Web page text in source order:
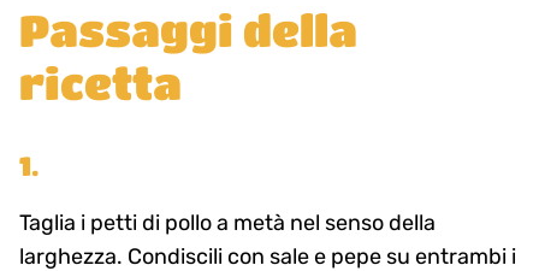
Passaggi della
ricetta
1.
Taglia i petti di pollo a metà nel senso della
larghezza. Condiscili con sale e pepe su entrambi i